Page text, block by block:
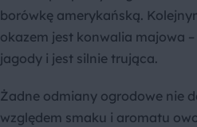
borówkę amerykańską.
okazem jest konwalia majowa
jagody i jest silnie trująca.
Żadne odmiany ogrodowe nie
względem smaku i aromatu